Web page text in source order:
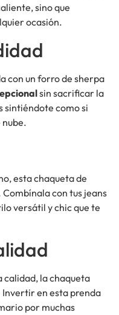
sino que
ocasión.
con un forro de sherpa
sin sacrificar la
sintiéndote como si
nube.
esta chaqueta de
Combínala con tus jeans
versátil y chic que te
calidad, la chaqueta
Invertir en esta prenda
por muchas